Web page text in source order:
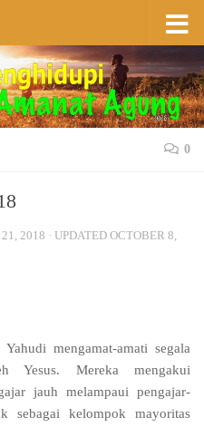
0
2018 · UPDATED OCTOBER 8,
mengamat-amati segala
Yesus. Mereka mengakui
jauh melampaui pengajar-
sebagai kelompok mayoritas